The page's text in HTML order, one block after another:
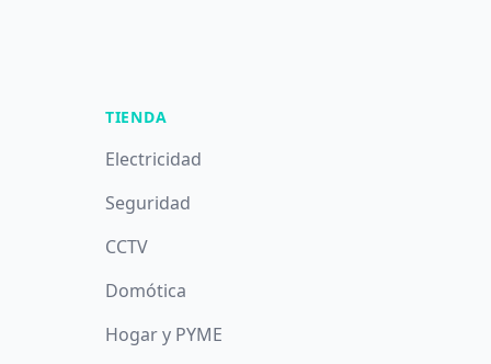
TIENDA
Electricidad
Seguridad
CCTV
Domótica
Hogar y PYME